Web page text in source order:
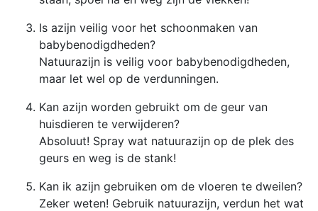
Is azijn veilig voor het schoonmaken van
babybenodigdheden?
Natuurazijn is veilig voor babybenodigdheden,
maar let wel op de verdunningen.
Kan azijn worden gebruikt om de geur van
huisdieren te verwijderen?
Absoluut! Spray wat natuurazijn op de plek des
geurs en weg is de stank!
Kan ik azijn gebruiken om de vloeren te dweilen?
Zeker weten! Gebruik natuurazijn, verdun het wat